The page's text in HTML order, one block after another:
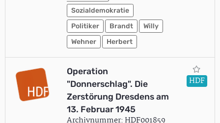
Sozialdemokratie
Politiker
Brandt
Willy
Wehner
Herbert
Operation
"Donnerschlag". Die
Zerstörung Dresdens am
13. Februar 1945
Archivnummer: HDF001859
HDF